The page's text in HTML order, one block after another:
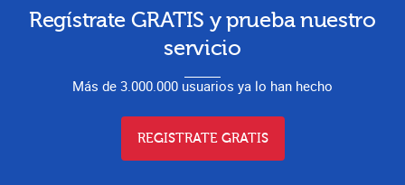
Regístrate GRATIS y prueba nuestro
servicio
Más de 3.000.000 usuarios ya lo han hecho
REGISTRATE GRATIS